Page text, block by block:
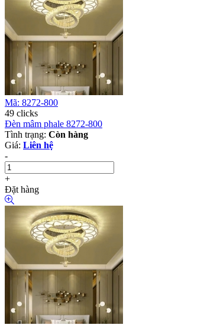
Mã: 8272-800
49 clicks
Đèn mâm phale 8272-800
Tình trạng: Còn hàng
Giá: Liên hệ
-
+
Đặt hàng